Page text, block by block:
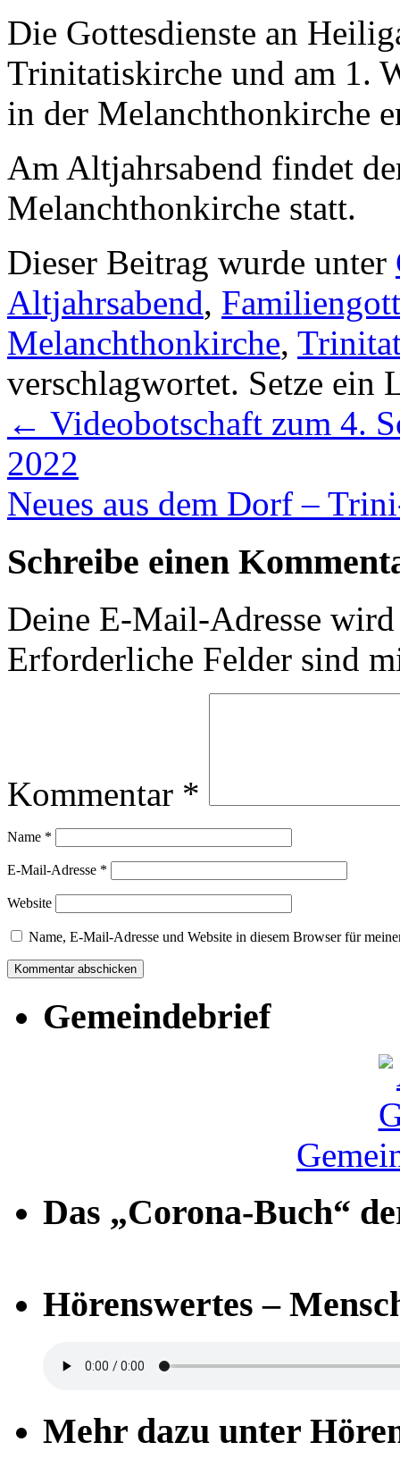
Die Gottesdienste an
Trinitatiskirche und am 1.
in der Melanchthonkirche
Am Altjahrsabend findet
Melanchthonkirche statt.
Dieser Beitrag wurde unter
Altjahrsabend,
Melanchthonkirche,
verschlagwortet. Setze ein
← Videobotschaft zum 4.
2022
Neues aus dem Dorf –
Schreibe einen
Deine E-Mail-Adresse
Erforderliche Felder sind
Kommentar *
Name *
E-Mail-Adresse *
Website
Name, E-Mail-Adresse und Website in diesem Browser für
Gemeindebrief
Das „Corona-Buch“
Hörenswertes –
Mehr dazu unter